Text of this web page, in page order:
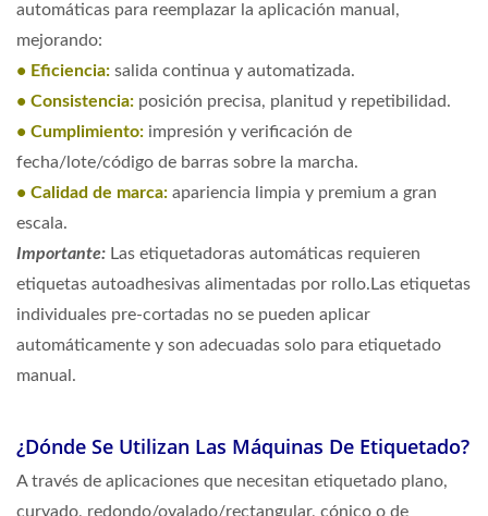
automáticas para reemplazar la aplicación manual,
mejorando:
• Eficiencia: salida continua y automatizada.
• Consistencia: posición precisa, planitud y repetibilidad.
• Cumplimiento: impresión y verificación de
fecha/lote/código de barras sobre la marcha.
• Calidad de marca: apariencia limpia y premium a gran
escala.
Importante: Las etiquetadoras automáticas requieren
etiquetas autoadhesivas alimentadas por rollo.Las etiquetas
individuales pre-cortadas no se pueden aplicar
automáticamente y son adecuadas solo para etiquetado
manual.
¿Dónde Se Utilizan Las Máquinas De Etiquetado?
A través de aplicaciones que necesitan etiquetado plano,
curvado, redondo/ovalado/rectangular, cónico o de